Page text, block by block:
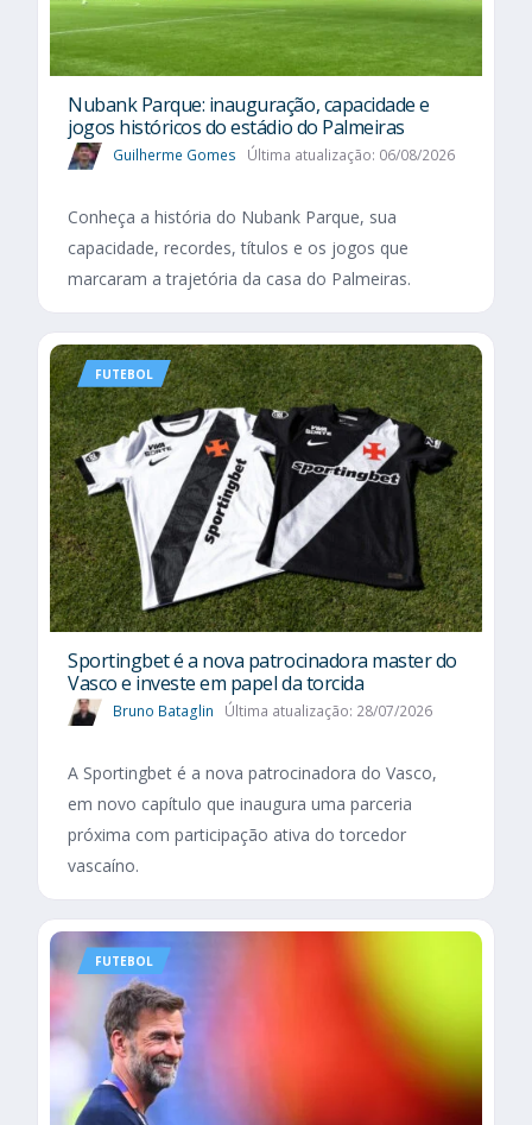
Nubank Parque: inauguração, capacidade e
jogos históricos do estádio do Palmeiras
Guilherme Gomes Última atualização: 06/08/2026
Conheça a história do Nubank Parque, sua
capacidade, recordes, títulos e os jogos que
marcaram a trajetória da casa do Palmeiras.
FUTEBOL
Sportingbet é a nova patrocinadora master do
Vasco e investe em papel da torcida
Bruno Bataglin Última atualização: 28/07/2026
A Sportingbet é a nova patrocinadora do Vasco,
em novo capítulo que inaugura uma parceria
próxima com participação ativa do torcedor
vascaíno.
FUTEBOL